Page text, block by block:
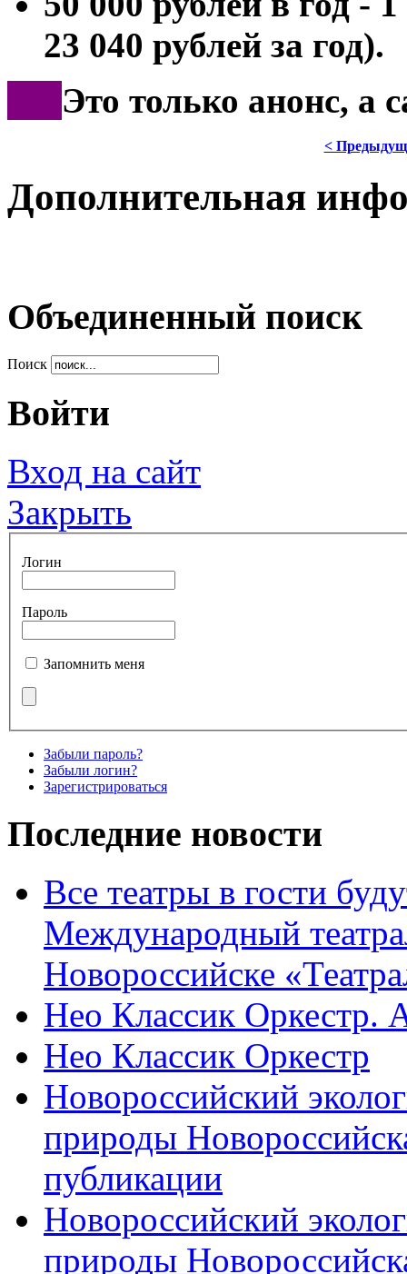
23 040 рублей за год).
Это только анонс, а
<
Дополнительная
Объединенный поиск
Поиск
Войти
Вход на сайт
Закрыть
Логин
Пароль
Запомнить меня
Забыли пароль?
Забыли логин?
Зарегистрироваться
Последние новости
Все театры в гости
Международный
Новороссийске
Нео Классик Оркестр.
Нео Классик Оркестр
Новороссийский
природы
публикации
Новороссийский
природы